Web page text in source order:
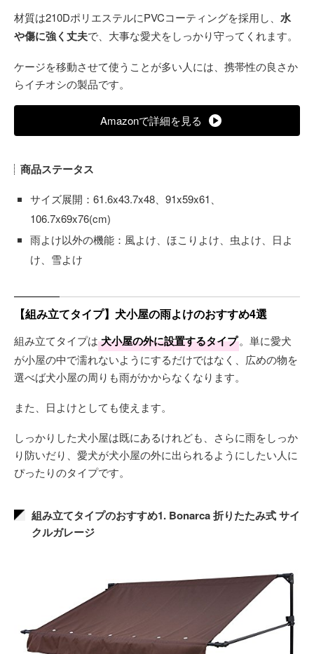
材質は210DポリエステルにPVCコーティングを採用し、 水
や傷に強く丈夫で、大事な愛犬をしっかり守ってくれます。
ケージを移動させて使うことが多い人には、携帯性の良さか
らイチオシの製品です。
Amazonで詳細を見る
商品ステータス
サイズ展開：61.6x43.7x48、91x59x61、
106.7x69x76(cm)
雨よけ以外の機能：風よけ、ほこりよけ、虫よけ、日よ
け、雪よけ
【組み立てタイプ】犬小屋の雨よけのおすすめ4選
組み立てタイプは 犬小屋の外に設置するタイプ。単に愛犬
が小屋の中で濡れないようにするだけではなく、広めの物を
選べば犬小屋の周りも雨がかからなくなります。
また、日よけとしても使えます。
しっかりした犬小屋は既にあるけれども、さらに雨をしっか
り防いだり、愛犬が犬小屋の外に出られるようにしたい人に
ぴったりのタイプです。
組み立てタイプのおすすめ1. Bonarca 折りたたみ式 サイ
クルガレージ